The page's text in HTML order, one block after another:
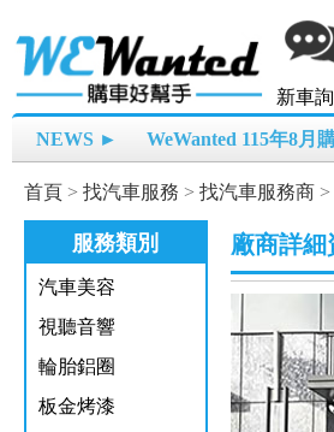
新車
NEWS ► WeWanted 115年8月
首頁 > 找汽車服務 > 找汽車服務商 >
服務類別
汽車美容
視聽音響
輪胎鋁圈
板金烤漆
廠商詳細